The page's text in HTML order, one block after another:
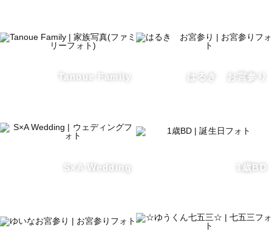
写真としてカタチに残して欲しいなと思っています◎
うな写真を残すお手伝いをさせていただけませんか？
最高の写真をお届けします。
Tanoue Family はるき お宮参り
S×A Wedding 1歳BD